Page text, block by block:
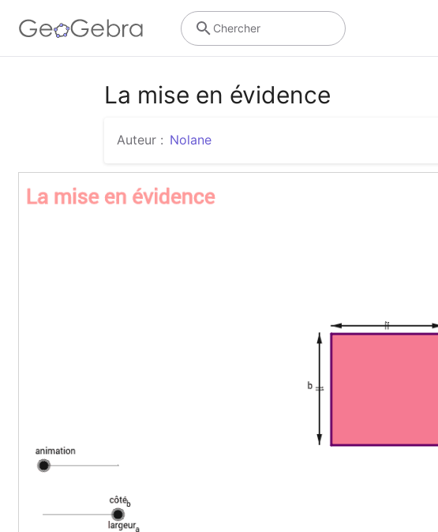
Chercher
La mise en évidence
Auteur : Nolane